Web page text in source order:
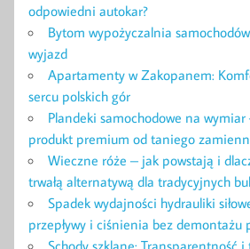
odpowiedni autokar?
Bytom wypożyczalnia
wyjazd
Apartamenty w Zakopanem:
sercu polskich gór
Plandeki samochodowe na
produkt premium od taniego
Wieczne róże – jak powstają i
trwałą alternatywą dla tradycyjnych
Spadek wydajności hydrauliki
przepływy i ciśnienia bez demontażu